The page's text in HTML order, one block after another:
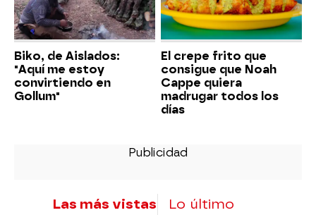
Biko, de Aislados:
"Aquí me estoy
convirtiendo en
Gollum"
El crepe frito que
consigue que Noah
Cappe quiera
madrugar todos los
días
Las más vistas Lo último